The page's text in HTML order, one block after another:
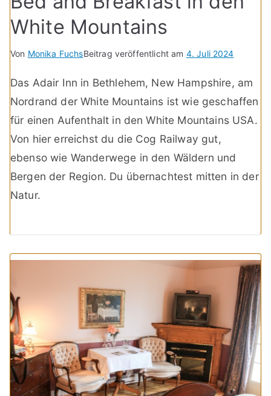
White Mountains
Von Monika FuchsBeitrag veröffentlicht am 4. Juli 2024
Das Adair Inn in Bethlehem, New Hampshire, am
Nordrand der White Mountains ist wie geschaffen
für einen Aufenthalt in den White Mountains USA.
Von hier erreichst du die Cog Railway gut,
ebenso wie Wanderwege in den Wäldern und
Bergen der Region. Du übernachtest mitten in der
Natur.